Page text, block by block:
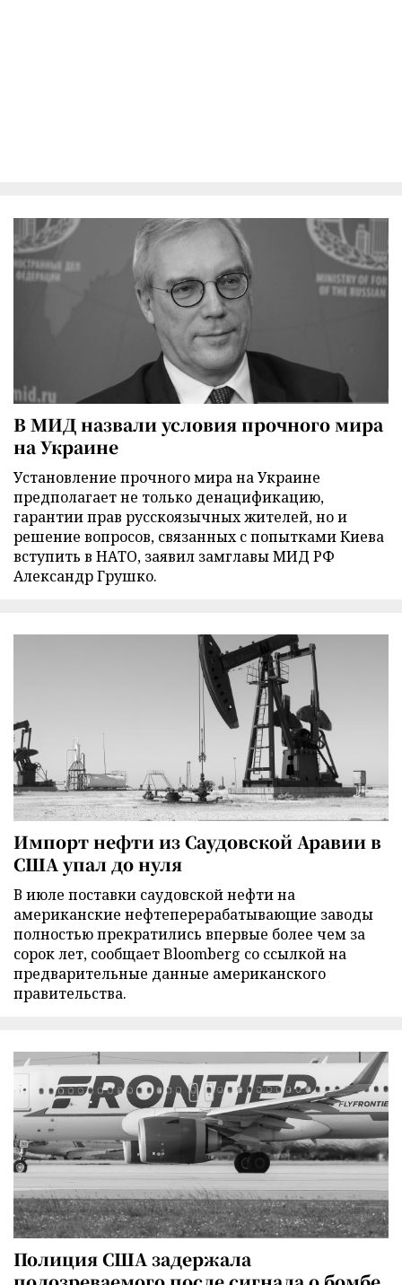
В МИД назвали условия прочного мира
на Украине
Установление прочного мира на Украине
предполагает не только денацификацию,
гарантии прав русскоязычных жителей, но и
решение вопросов, связанных с попытками Киева
вступить в НАТО, заявил замглавы МИД РФ
Александр Грушко.
Импорт нефти из Саудовской Аравии в
США упал до нуля
В июле поставки саудовской нефти на
американские нефтеперерабатывающие заводы
полностью прекратились впервые более чем за
сорок лет, сообщает Bloomberg со ссылкой на
предварительные данные американского
правительства.
Полиция США задержала